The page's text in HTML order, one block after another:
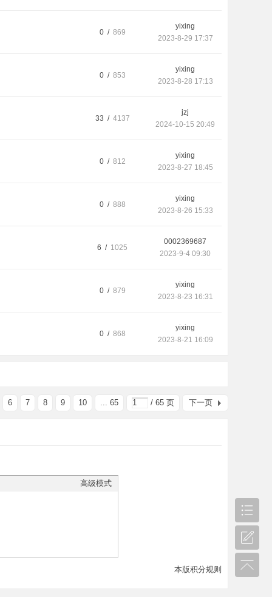
0 / 869
yixing
2023-8-29 17:37
0 / 853
yixing
2023-8-28 17:13
33 / 4137
jzj
2024-10-15 20:49
0 / 812
yixing
2023-8-27 18:45
0 / 888
yixing
2023-8-26 15:33
6 / 1025
0002369687
2023-9-4 09:30
0 / 879
yixing
2023-8-23 16:31
0 / 868
yixing
2023-8-21 16:09
6 7 8 9 10 ... 65 / 65 页 下一页
高级模式
本版积分规则